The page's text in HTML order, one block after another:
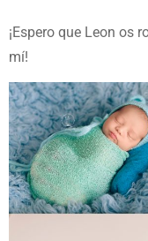
¡Espero que Leon os
mí!